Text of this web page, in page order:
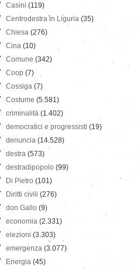
Casini (119)
Centrodestra in Liguria (35)
Chiesa (276)
Cina (10)
Comune (342)
Coop (7)
Cossiga (7)
Costume (5.581)
criminalità (1.402)
democratici e progressisti (19)
denuncia (14.528)
destra (573)
destradipopolo (99)
Di Pietro (101)
Diritti civili (276)
don Gallo (9)
economia (2.331)
elezioni (3.303)
emergenza (3.077)
Energia (45)